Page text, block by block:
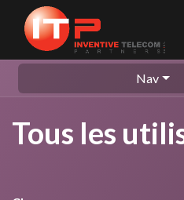
Nav
Tous les